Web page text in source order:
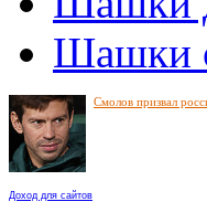
Шашки
Смолов призвал
Доход для сайтов